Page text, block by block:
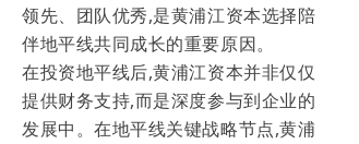
领先、团队优秀,是黄浦江资本选择陪
伴地平线共同成长的重要原因。
在投资地平线后,黄浦江资本并非仅仅
提供财务支持,而是深度参与到企业的
发展中。在地平线关键战略节点,黄浦